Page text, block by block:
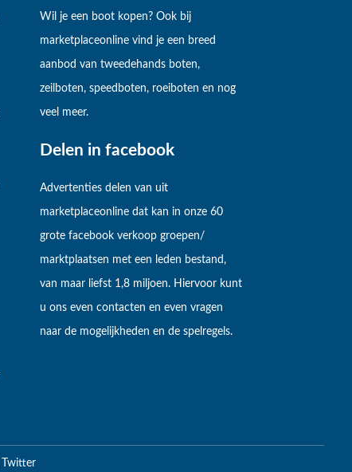
Wil je een boot kopen? Ook bij
marketplaceonline vind je een breed
aanbod van tweedehands boten,
zeilboten, speedboten, roeiboten en nog
veel meer.
Delen in facebook
Advertenties delen van uit
marketplaceonline dat kan in onze 60
grote facebook verkoop groepen/
marktplaatsen met een leden bestand,
van maar liefst 1,8 miljoen. Hiervoor kunt
u ons even contacten en even vragen
naar de mogelijkheden en de spelregels.
Twitter